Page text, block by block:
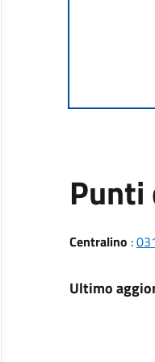
Centralino :
Ultimo